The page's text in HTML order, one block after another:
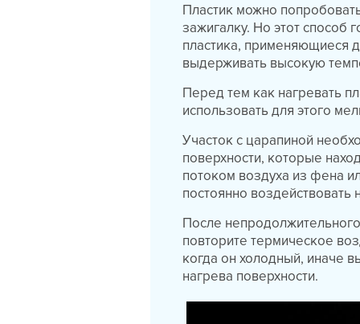
Пластик можно
зажигалку. Но этот способ
пластика, применяющиеся
выдерживать высокую
Перед тем как нагревать
использовать для этого
Участок с царапиной
поверхности, которые
потоком воздуха из фена
постоянно
После
повторите термическое
когда он холодный, иначе
нагрева поверхности.